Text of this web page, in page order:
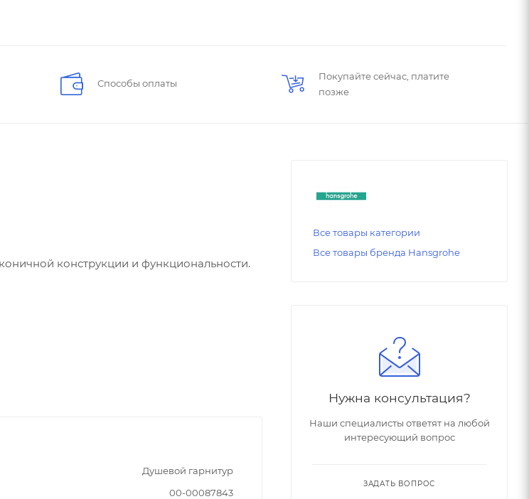
Способы оплаты
Покупайте сейчас, платите
позже
конструкции и функциональности.
Душевой гарнитур
00-00087843
Все товары категории
Все товары бренда Hansgrohe
Нужна консультация?
Наши специалисты ответят на любой
интересующий вопрос
ЗАДАТЬ ВОПРОС